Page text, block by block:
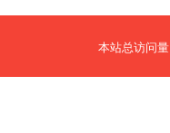
本站总访问量